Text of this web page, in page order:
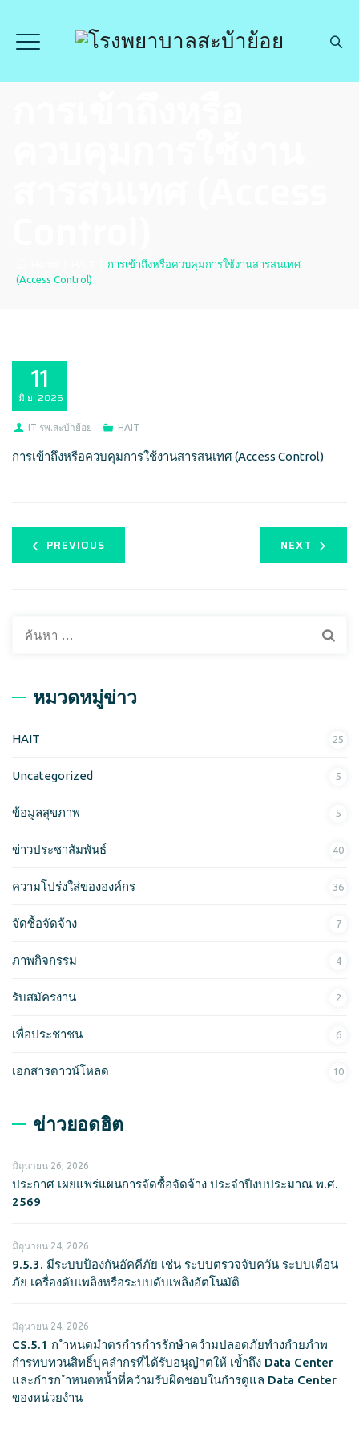
การเข้าถึงหรือควบคุมการใช้งานสารสนเทศ
(Access Control)
11
มิ.ย. 2026
IT รพ.สะบ้าย้อย HAIT
การเข้าถึงหรือควบคุมการใช้งานสารสนเทศ (Access Control)
PREVIOUS NEXT
รั
หมวดหมู่ข่าว
HAIT 25
Uncategorized 5
ข้อมูลสุขภาพ 5
ข่าวประชาสัมพันธ์ 40
ความโปร่งใส่ขององค์กร 36
จัดซื้อจัดจ้าง 7
ภาพกิจกรรม 4
รับสมัครงาน 2
เพื่อประชาชน 6
เอกสารดาวน์โหลด 10
ข่าวยอดฮิต
มิถุนายน 26, 2026
ประกาศ เผยแพร่แผนการจัดซื้อจัดจ้าง ประจำปีงบประมาณ พ.ศ.
2569
มิถุนายน 24, 2026
9.5.3. มีระบบป้องกันอัคคีภัย เช่น ระบบตรวจจับควัน ระบบเตือน
ภัย เครื่องดับเพลิงหรือระบบดับเพลิงอัตโนมัติ
มิถุนายน 24, 2026
CS.5.1 ก ำหนดมำตรกำรกำรรักษำควำมปลอดภัยทำงกำยภำพ
กำรทบทวนสิทธิ์บุคลำกรที่ได้รับอนุญำตให้ เข้ำถึง Data Center
และกำรก ำหนดหน้ำที่ควำมรับผิดชอบในกำรดูแล Data Center
ของหน่วยงำน